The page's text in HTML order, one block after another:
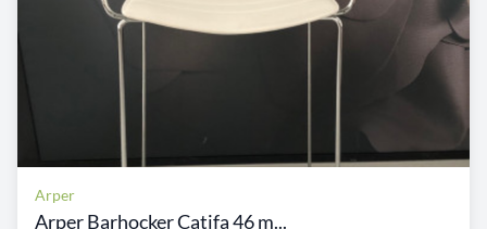
Arper
Arper Barhocker Catifa 46 m...